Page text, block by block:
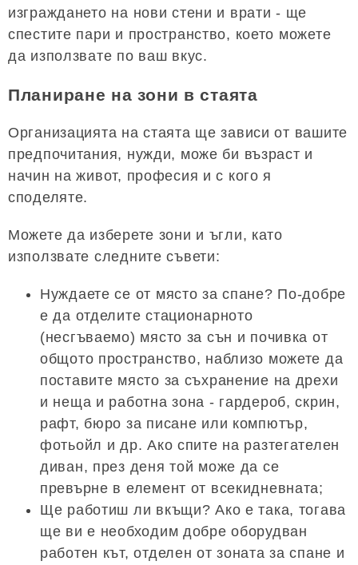
изграждането на нови стени и врати - ще
спестите пари и пространство, което можете
да използвате по ваш вкус.
Планиране на зони в стаята
Организацията на стаята ще зависи от вашите
предпочитания, нужди, може би възраст и
начин на живот, професия и с кого я
споделяте.
Можете да изберете зони и ъгли, като
използвате следните съвети:
Нуждаете се от място за спане? По-добре
е да отделите стационарното
(несгъваемо) място за сън и почивка от
общото пространство, наблизо можете да
поставите място за съхранение на дрехи
и неща и работна зона - гардероб, скрин,
рафт, бюро за писане или компютър,
фотьойл и др. Ако спите на разтегателен
диван, през деня той може да се
превърне в елемент от всекидневната;
Ще работиш ли вкъщи? Ако е така, тогава
ще ви е необходим добре оборудван
работен кът, отделен от зоната за спане и